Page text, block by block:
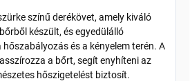
színű derékövet, amely kiváló
készült, és egyedülálló
és a kényelem terén. A
a bőrt, segít enyhíteni az
hőszigetelést biztosít.